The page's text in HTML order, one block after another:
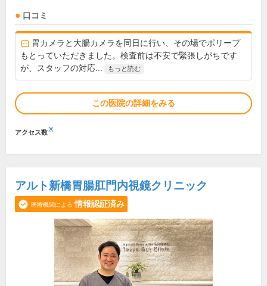
口コミ
胃カメラと大腸カメラを同日に行い、その場でポリープ
もとっていただきました。検査前は不安で緊張しがちです
が、スタッフの対応...
もっと読む
この医院の詳細をみる
アクセス数※
アルト新橋胃腸肛門内視鏡クリニック
医療機関による 情報認証済み